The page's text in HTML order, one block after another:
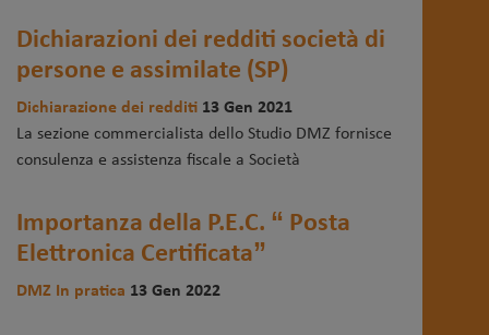
Dichiarazioni dei redditi società di
persone e assimilate (SP)
Dichiarazione dei redditi 13 Gen 2021
La sezione commercialista dello Studio DMZ fornisce
consulenza e assistenza fiscale a Società
Importanza della P.E.C. “ Posta
Elettronica Certificata”
DMZ In pratica 13 Gen 2022